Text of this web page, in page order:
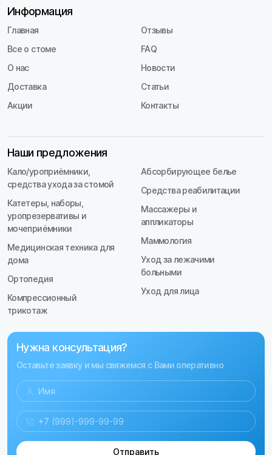
Информация
Главная
Все о стоме
О нас
Доставка
Акции
Отзывы
FAQ
Новости
Статьи
Контакты
Наши предложения
Кало/уроприёмники,
средства ухода за стомой
Катетеры, наборы,
уропрезервативы и
мочеприёмники
Медицинская техника для
дома
Ортопедия
Компрессионный
трикотаж
Абсорбирующее белье
Средства реабилитации
Массажеры и
аппликаторы
Маммология
Уход за лежачими
больными
Уход для лица
Нужна консультация?
Оставьте заявку и мы свяжемся с Вами оперативно
Отправить